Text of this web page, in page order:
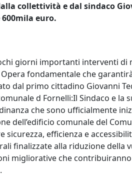
collettività e dal sindaco
euro.
giorni importanti interventi
Opera fondamentale che
dal primo cittadino Giovanni
d Fornelli:Il Sindaco e la
che sono ufficialmente
dell’edificio comunale del
sicurezza, efficienza e
finalizzate alla riduzione della
migliorative che